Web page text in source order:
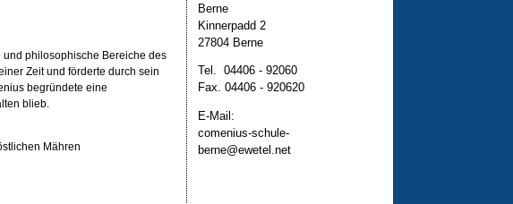
und philosophische Bereiche des
Zeit und förderte durch sein
begründete eine
blieb.
Mähren
Berne
Kinnerpadd 2
27804 Berne
Tel. 04406 - 92060
Fax. 04406 - 920620
E-Mail:
comenius-schule-
berne@ewetel.net